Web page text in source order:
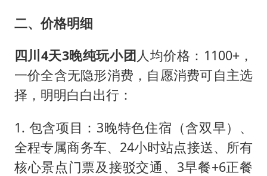
二、价格明细
四川4天3晚纯玩小团人均价格：1100+，
一价全含无隐形消费，自愿消费可自主选
择，明明白白出行：
1. 包含项目：3晚特色住宿（含双早）、
全程专属商务车、24小时站点接送、所有
核心景点门票及接驳交通、3早餐+6正餐